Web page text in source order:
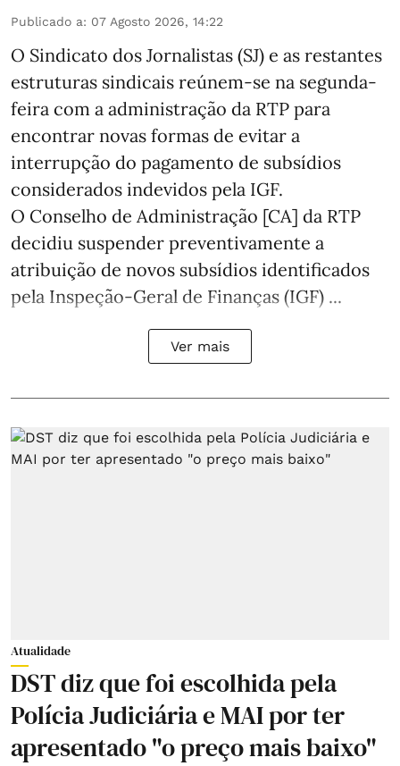
Publicado a: 07 Agosto 2026, 14:22
O Sindicato dos Jornalistas (SJ) e as restantes
estruturas sindicais reúnem-se na segunda-
feira com a administração da RTP para
encontrar novas formas de evitar a
interrupção do pagamento de subsídios
considerados indevidos pela IGF.
O Conselho de Administração [CA] da RTP
decidiu suspender preventivamente a
atribuição de novos subsídios identificados
pela Inspeção-Geral de Finanças (IGF) ...
Ver mais
Atualidade
DST diz que foi escolhida pela
Polícia Judiciária e MAI por ter
apresentado "o preço mais baixo"